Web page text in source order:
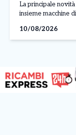
La principale
insieme macchine
dividersi le
[…]
10/08/2026